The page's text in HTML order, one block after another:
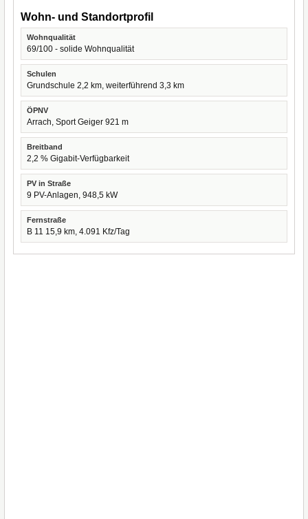
Wohn- und Standortprofil
Wohnqualität
69/100 - solide Wohnqualität
Schulen
Grundschule 2,2 km, weiterführend 3,3 km
ÖPNV
Arrach, Sport Geiger 921 m
Breitband
2,2 % Gigabit-Verfügbarkeit
PV in Straße
9 PV-Anlagen, 948,5 kW
Fernstraße
B 11 15,9 km, 4.091 Kfz/Tag